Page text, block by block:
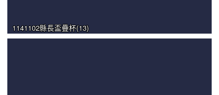
1141102縣長盃疊杯(13)